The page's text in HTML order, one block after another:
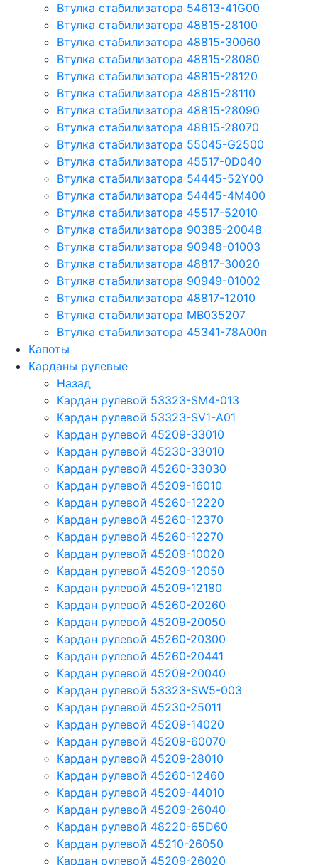
Втулка стабилизатора 54613-41G00
Втулка стабилизатора 48815-28100
Втулка стабилизатора 48815-30060
Втулка стабилизатора 48815-28080
Втулка стабилизатора 48815-28120
Втулка стабилизатора 48815-28110
Втулка стабилизатора 48815-28090
Втулка стабилизатора 48815-28070
Втулка стабилизатора 55045-G2500
Втулка стабилизатора 45517-0D040
Втулка стабилизатора 54445-52Y00
Втулка стабилизатора 54445-4M400
Втулка стабилизатора 45517-52010
Втулка стабилизатора 90385-20048
Втулка стабилизатора 90948-01003
Втулка стабилизатора 48817-30020
Втулка стабилизатора 90949-01002
Втулка стабилизатора 48817-12010
Втулка стабилизатора MB035207
Втулка стабилизатора 45341-78A00п
Капоты
Карданы рулевые
Назад
Кардан рулевой 53323-SM4-013
Кардан рулевой 53323-SV1-A01
Кардан рулевой 45209-33010
Кардан рулевой 45230-33010
Кардан рулевой 45260-33030
Кардан рулевой 45209-16010
Кардан рулевой 45260-12220
Кардан рулевой 45260-12370
Кардан рулевой 45260-12270
Кардан рулевой 45209-10020
Кардан рулевой 45209-12050
Кардан рулевой 45209-12180
Кардан рулевой 45260-20260
Кардан рулевой 45209-20050
Кардан рулевой 45260-20300
Кардан рулевой 45260-20441
Кардан рулевой 45209-20040
Кардан рулевой 53323-SW5-003
Кардан рулевой 45230-25011
Кардан рулевой 45209-14020
Кардан рулевой 45209-60070
Кардан рулевой 45209-28010
Кардан рулевой 45260-12460
Кардан рулевой 45209-44010
Кардан рулевой 45209-26040
Кардан рулевой 48220-65D60
Кардан рулевой 45210-26050
Кардан рулевой 45209-26020